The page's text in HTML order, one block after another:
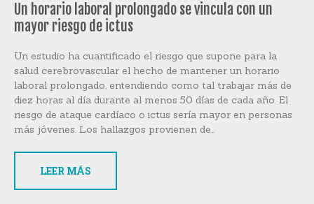
Un horario laboral prolongado se vincula con un
mayor riesgo de ictus
Un estudio ha cuantificado el riesgo que supone para la
salud cerebrovascular el hecho de mantener un horario
laboral prolongado, entendiendo como tal trabajar más de
diez horas al día durante al menos 50 días de cada año. El
riesgo de ataque cardíaco o ictus sería mayor en personas
más jóvenes. Los hallazgos provienen de…
LEER MÁS